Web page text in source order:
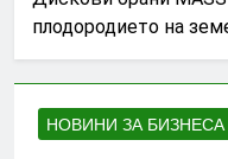
плодородието на
НОВИНИ ЗА БИЗНЕСА